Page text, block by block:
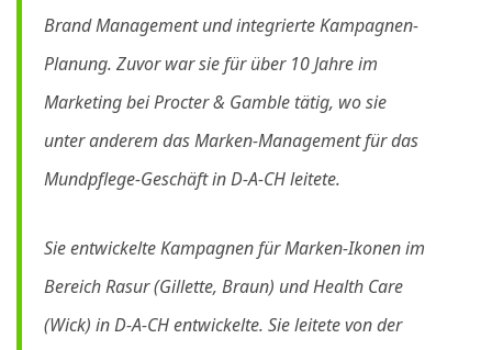
Brand Management und integrierte Kampagnen-
Planung. Zuvor war sie für über 10 Jahre im
Marketing bei Procter & Gamble tätig, wo sie
unter anderem das Marken-Management für das
Mundpflege-Geschäft in D-A-CH leitete.
Sie entwickelte Kampagnen für Marken-Ikonen im
Bereich Rasur (Gillette, Braun) und Health Care
(Wick) in D-A-CH entwickelte. Sie leitete von der